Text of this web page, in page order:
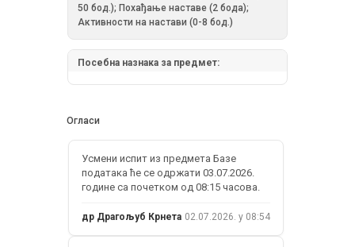
50 бод.); Похађање наставе (2 бода);
Активности на настави (0-8 бод.)
Посебна назнака за предмет:
Огласи
Усмени испит из предмета Базе
података ће се одржати 03.07.2026.
године са почетком од 08:15 часова.
др Драгољуб Крнета 02.07.2026. у 08:54